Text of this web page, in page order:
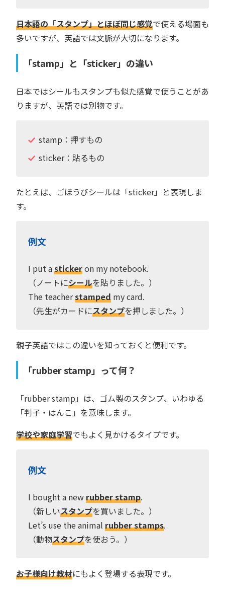
日本語の「スタンプ」とほぼ同じ感覚で使える場面も
多いですが、英語では文脈が大切になります。
「stamp」と「sticker」の違い
日本ではシールもスタンプも似た感覚で使うことがあ
りますが、英語では別物です。
stamp：押すもの
sticker：貼るもの
たとえば、ごほうびシールは「sticker」と表現しま
す。
例文
I put astickeron my notebook.
（ノートにシールを貼りました。）
The teacherstamped my card.
（先生がカードにスタンプを押しました。）
親子英語ではこの違いを知っておくと便利です。
「rubber stamp」って何？
「rubber stamp」は、ゴム製のスタンプ、いわゆる
「判子・はんこ」を意味します。
学校や家庭学習でもよく見かけるタイプです。
例文
I bought a newrubber stamp.
（新しいスタンプを買いました。）
Let’s use the animal rubber stamps.
（動物スタンプを使おう。）
お子様向け教材にもよく登場する表現です。